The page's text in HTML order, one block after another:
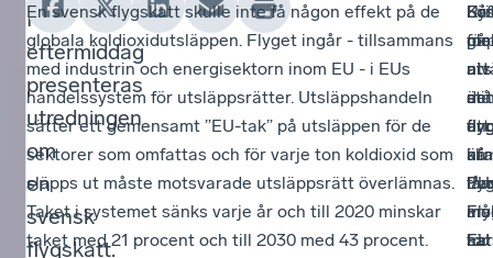
I
eftermiddag
presenteras
utredningen
om
en
svensk
flygskatt.
En svensk flygskatt skulle inte få någon effekt på de
globala koldioxidutsläppen. Flyget ingår - tillsammans
med industrin och energisektorn inom EU - i EUs
handelssystem för utsläppsrätter. Utsläppshandeln
sätter ett gemensamt ”EU-tak” på utsläppen för de
sektorer som omfattas och för varje ton koldioxid som
släpps ut måste motsvarade utsläppsrätt överlämnas.
Taket i systemet sänks varje år och till 2020 minskar
taket med 21 procent och till 2030 med 43 procent.
är
att
nå
för
att
det
är
EU
På
har
för
att
är